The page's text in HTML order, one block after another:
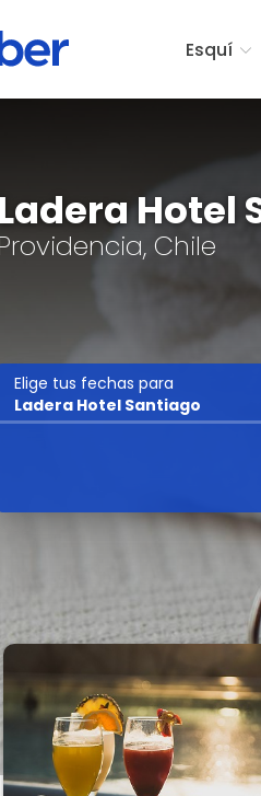
Esquí
Ladera Hotel
Chile
Elige tus fechas para
Ladera Hotel Santiago